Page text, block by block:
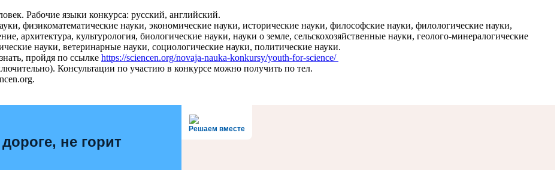
Рабочие языки конкурса: русский, английский.
физикоматематические науки, экономические науки, исторические науки, философские науки, филологические науки,
архитектура, культурология, биологические науки, науки о земле, сельскохозяйственные науки, геолого-минералогические
науки, ветеринарные науки, социологические науки, политические науки.
пройдя по ссылке https://sciencen.org/novaja-nauka-konkursy/youth-for-science/
Консультации по участию в конкурсе можно получить по тел.
Решаем вместе
не горит